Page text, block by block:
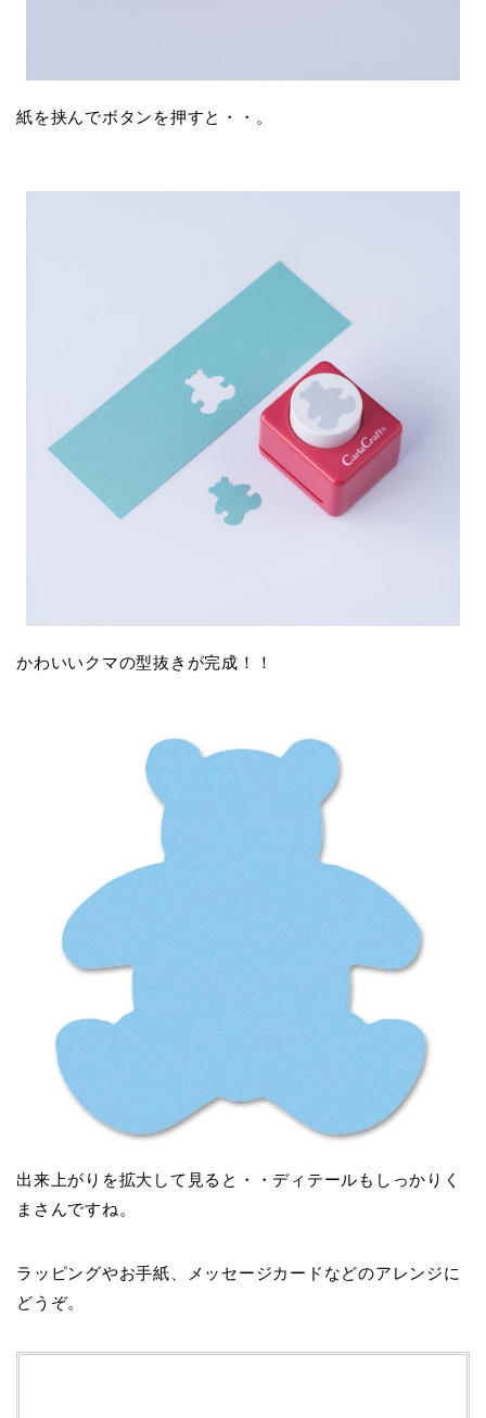
紙を挟んでボタンを押すと・・。
かわいいクマの型抜きが完成！！
出来上がりを拡大して見ると・・ディテールもしっかりく
まさんですね。
ラッピングやお手紙、メッセージカードなどのアレンジに
どうぞ。